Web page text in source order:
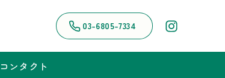
03-6805-7334
コンタクト